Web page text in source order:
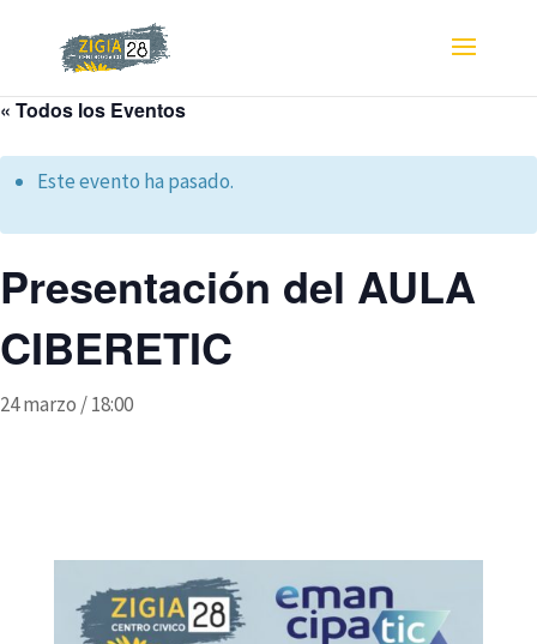
« Todos los Eventos
Este evento ha pasado.
Presentación del AULA
CIBERETIC
24 marzo / 18:00